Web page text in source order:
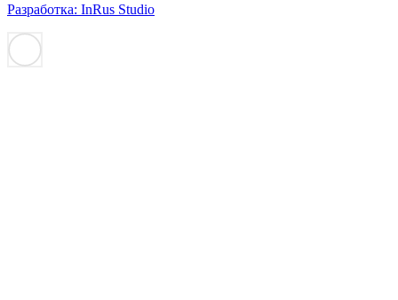
Разработка: InRus Studio